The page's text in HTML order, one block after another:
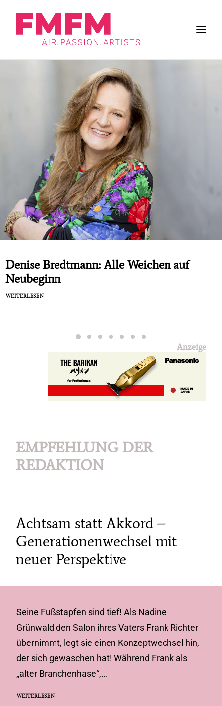
ZUKUNFT DES SALONS
INSPIRATION
WORK & LIFE
BRANCHE
FMFM
SUCHE
Denise Bredtmann: Alle Weichen auf
Neubeginn
WEITERLESEN
Anzeige
EMPFEHLUNG DER
REDAKTION
Achtsam statt Akkord –
Generationenwechsel mit
neuer Perspektive
Seine Fußstapfen sind tief! Als Nadine
Grünwald den Salon ihres Vaters Frank Richter
übernimmt, legt sie einen Konzeptwechsel hin,
der sich gewaschen hat! Während Frank als
„alter Branchenhase“,…
WEITERLESEN